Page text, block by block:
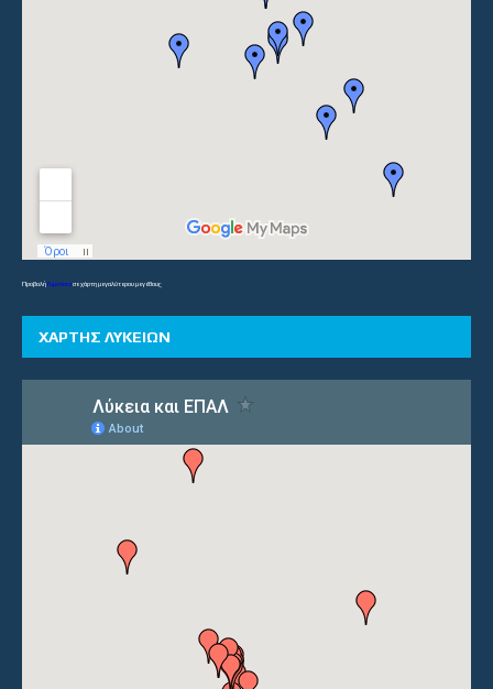
ΠροβολήΓυμνάσιασε χάρτη μεγαλύτερου μεγέθους
ΧΑΡΤΗΣ ΛΥΚΕΙΩΝ